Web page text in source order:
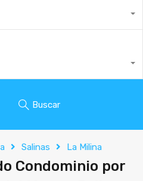
Buscar
Salinas La Milina
Condominio por